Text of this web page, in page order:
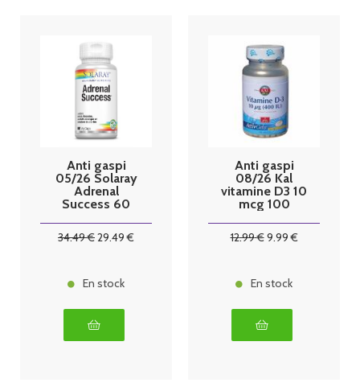
Anti gaspi
05/26 Solaray
Adrenal
Success 60
34.49€29.49 €
En stock
Anti gaspi
08/26 Kal
vitamine D3 10
mcg 100
12.99€9.99€
En stock